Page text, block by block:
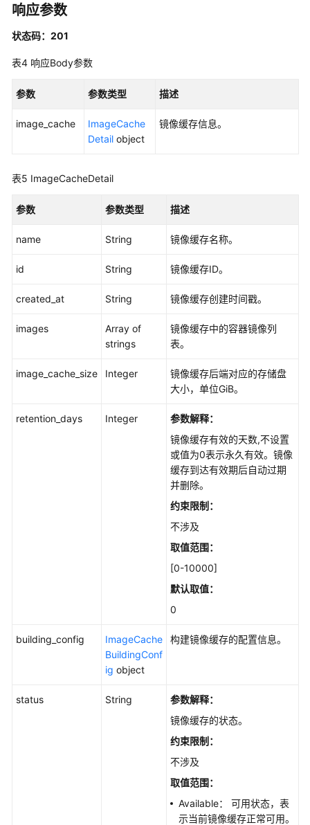
SDK
参
考
见
题
帮
档
用
议
皮
响应参数
状态码：201
表4 响应Body参数
参数 参数类型 描述
image_cache
ImageCache
Detail object
镜像缓存信息。
表5 ImageCacheDetail
参数 参数类型 描述
name String 镜像缓存名称。
id String 镜像缓存ID。
created_at String 镜像缓存创建时间戳。
images
Array of
strings
镜像缓存中的容器镜像列
表。
image_cache_size Integer
镜像缓存后端对应的存储盘
大小，单位GiB。
retention_days Integer
参数解释：
镜像缓存有效的天数,不设置
或值为0表示永久有效。镜像
缓存到达有效期后自动过期
并删除。
约束限制：
不涉及
取值范围：
[0-10000]
默认取值：
0
building_config
ImageCache
BuildingConf
ig object
构建镜像缓存的配置信息。
status String
参数解释：
镜像缓存的状态。
约束限制：
不涉及
取值范围：
Available： 可用状态，表
示当前镜像缓存正常可用。